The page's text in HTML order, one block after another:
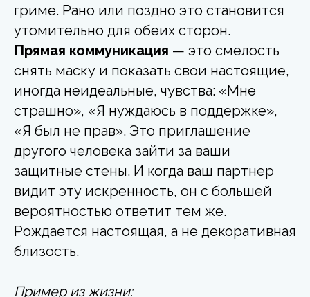
гриме. Рано или поздно это становится
утомительно для обеих сторон.
Прямая коммуникация — это смелость
снять маску и показать свои настоящие,
иногда неидеальные, чувства: «Мне
страшно», «Я нуждаюсь в поддержке»,
«Я был не прав». Это приглашение
другого человека зайти за ваши
защитные стены. И когда ваш партнер
видит эту искренность, он с большей
вероятностью ответит тем же.
Рождается настоящая, а не декоративная
близость.
Пример из жизни: